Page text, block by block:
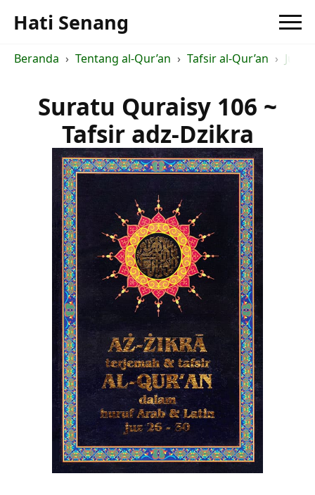
Hati Senang
Beranda Tentang al-Qur’an Tafsir al-Qur’an
Suratu Quraisy 106 ~
Tafsir adz-Dzikra